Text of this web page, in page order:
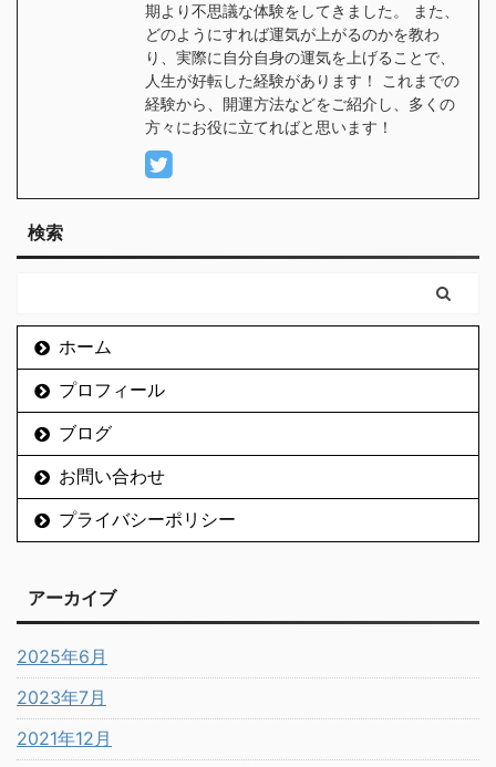
期より不思議な体験をしてきました。 また、
どのようにすれば運気が上がるのかを教わ
り、実際に自分自身の運気を上げることで、
人生が好転した経験があります！ これまでの
経験から、開運方法などをご紹介し、多くの
方々にお役に立てればと思います！
検索
ホーム
プロフィール
ブログ
お問い合わせ
プライバシーポリシー
アーカイブ
2025年6月
2023年7月
2021年12月